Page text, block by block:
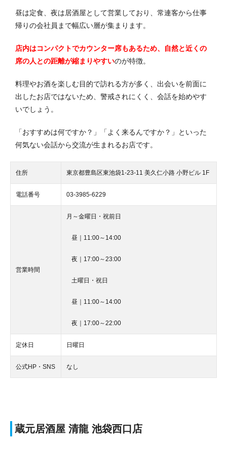
昼は定食、夜は居酒屋として営業しており、常連客から仕事
帰りの会社員まで幅広い層が集まります。
店内はコンパクトでカウンター席もあるため、自然と近くの
席の人との距離が縮まりやすいのが特徴。
料理やお酒を楽しむ目的で訪れる方が多く、出会いを前面に
出したお店ではないため、警戒されにくく、会話を始めやす
いでしょう。
「おすすめは何ですか？」「よく来るんですか？」といった
何気ない会話から交流が生まれるお店です。
住所 東京都豊島区東池袋1-23-11 美久仁小路 小野ビル 1F
電話番号 03-3985-6229
営業時間
月～金曜日・祝前日
昼｜11:00～14:00
夜｜17:00～23:00
土曜日・祝日
昼｜11:00～14:00
夜｜17:00～22:00
定休日 日曜日
公式HP・SNS なし
蔵元居酒屋 清龍 池袋西口店